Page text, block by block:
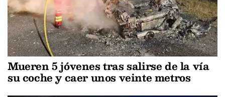
Mueren 5 jóvenes tras salirse de la vía
su coche y caer unos veinte metros